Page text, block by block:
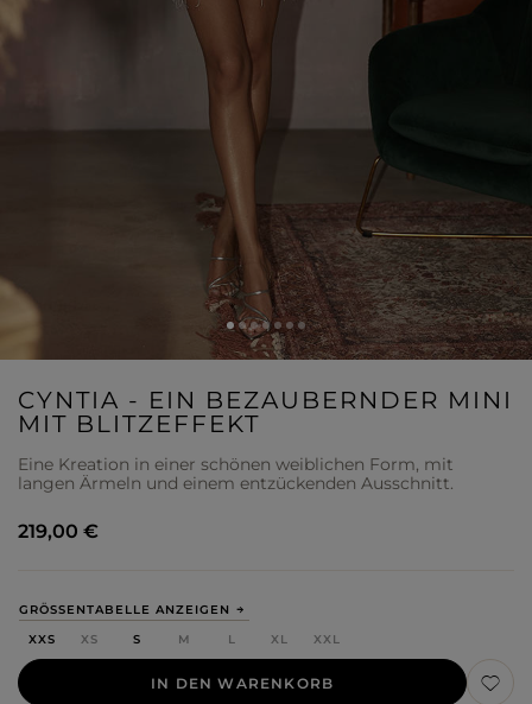
CYNTIA - EIN BEZAUBERNDER MINI
MIT BLITZEFFEKT
Eine Kreation in einer schönen weiblichen Form, mit
langen Ärmeln und einem entzückenden Ausschnitt.
GRÖSSENTABELLE ANZEIGEN
XXS
XS S M L XL XXL
IN DEN WARENKORB
219,00 €